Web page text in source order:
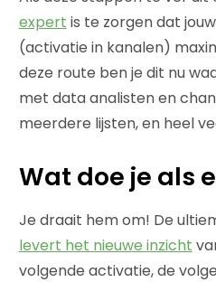
expert is te zorgen dat
(activatie in kanalen)
deze route ben je dit nu
met data analisten en
meerdere lijsten, en heel
Wat doe je als
Je draait hem om! De
levert het nieuwe inzicht
volgende activatie, de